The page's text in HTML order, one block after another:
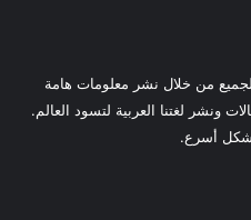
من خلال نشر معلومات هامة
ونشر لغتنا العربية لتسود العالم.
أسرع.